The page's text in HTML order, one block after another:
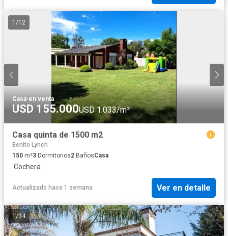
1 /12
Casa·en venta
USD 155.000USD 1.033/m²
Casa quinta de 1500 m2
Benito Lynch
150 m²3 Dormitorios2 BañosCasa
·Cochera
Actualizado hace 1 semana Ver en detalle
1/34